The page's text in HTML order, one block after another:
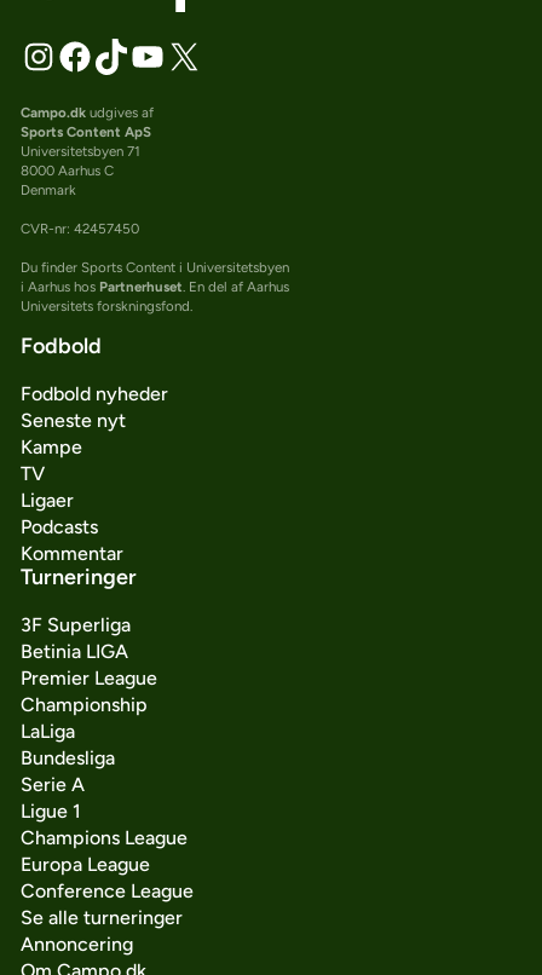
Campo.dkudgives af
Sports Content ApS
Universitetsbyen 71
8000 Aarhus C
Denmark
CVR-nr: 42457450
Du finder Sports Content i Universitetsbyen
i Aarhus hos Partnerhuset. En del af Aarhus
Universitets forskningsfond.
Fodbold
Fodbold nyheder
Seneste nyt
Kampe
TV
Ligaer
Podcasts
Kommentar
Turneringer
3F Superliga
Betinia LIGA
Premier League
Championship
LaLiga
Bundesliga
Serie A
Ligue 1
Champions League
Europa League
Conference League
Se alle turneringer
Annoncering